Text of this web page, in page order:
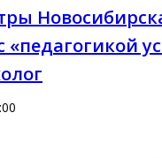
«педагогикой